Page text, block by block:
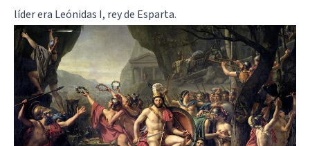
líder era Leónidas I, rey de Esparta.